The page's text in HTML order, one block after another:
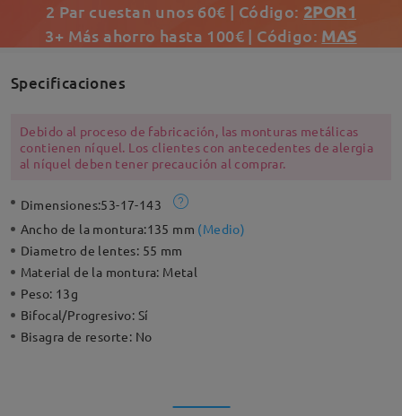
2 Par cuestan unos 60€ | Código: 2POR1
3+ Más ahorro hasta 100€ | Código: MAS
Specificaciones
Debido al proceso de fabricación, las monturas metálicas
contienen níquel. Los clientes con antecedentes de alergia
al níquel deben tener precaución al comprar.
Dimensiones:53-17-143
Ancho de la montura:135 mm (Medio)
Diametro de lentes: 55 mm
Material de la montura: Metal
Peso: 13g
Bifocal/Progresivo: Sí
Bisagra de resorte: No